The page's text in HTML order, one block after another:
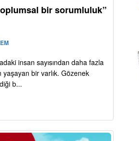
bir sorumluluk”
insan sayısından daha fazla
yaşayan bir varlık. Gözenek
b...